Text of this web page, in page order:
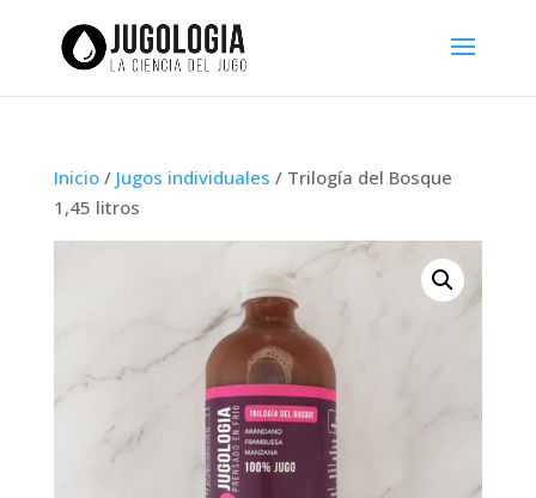
Inicio/ Jugos individuales / Trilogía del Bosque
1,45 litros